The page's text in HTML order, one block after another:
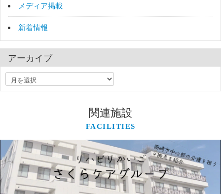
メディア掲載
新着情報
アーカイブ
関連施設
FACILITIES